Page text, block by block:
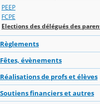
PEEP
FCPE
Elections des délégués des
Règlements
Fêtes, évènements
Réalisations de profs et élèves
Soutiens financiers et autres